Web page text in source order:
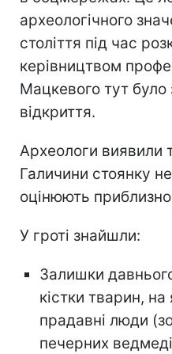
археологічного
століття під час
керівництвом
Мацкевого тут було
відкриття.
Археологи виявили
Галичини стоянку
оцінюють
У гроті знайшли:
Залишки
кістки тварин,
прадавні люди
печерних